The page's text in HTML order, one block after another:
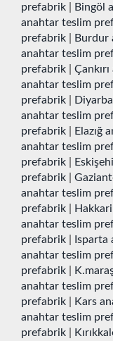
prefabrik
Bingöl
anahtar teslim
prefabrik
Burdur
anahtar teslim
prefabrik
anahtar teslim
prefabrik
anahtar teslim
prefabrik
Elazığ
anahtar teslim
prefabrik
prefabrik
anahtar teslim
prefabrik
anahtar teslim
prefabrik
anahtar teslim
prefabrik
anahtar teslim
prefabrik
Kars
anahtar teslim
prefabrik